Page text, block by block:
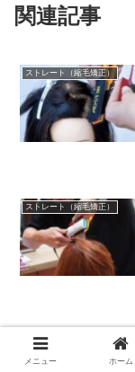
関連記事
ストレート（縮毛矯正）
ストレート（縮毛矯正）
メニュー ホーム